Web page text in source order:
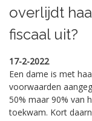
overlijdt
fiscaal uit?
17-2-2022
Een dame is met
voorwaarden
50% maar 90% van
toekwam. Kort